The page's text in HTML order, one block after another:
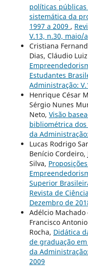
políticas
sistemática da
1997 a 2009 ,
V.13, n.30, maio/
Cristiana
Dias, Cláudio
Estudantes
Administração:
Henrique César
Sérgio Nunes
Neto, Visão
bibliométrica
da
Lucas Rodrigo
Benício
Silva,
Superior
Revista de
Dezembro de
Adélcio Machado
Francisco
Rocha, Didática
de graduação
da
2009